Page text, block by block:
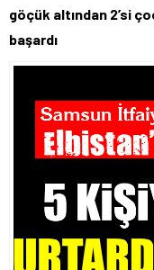
55,1881
göçük altından 2’si
başardı